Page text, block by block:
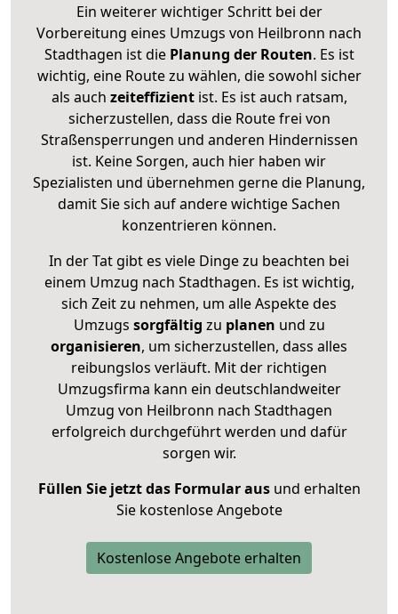
Ein weiterer wichtiger Schritt bei der
Vorbereitung eines Umzugs von Heilbronn nach
Stadthagen ist diePlanung der Routen. Es ist
wichtig, eine Route zu wählen, die sowohl sicher
als auch zeiteffizientist. Es ist auch ratsam,
sicherzustellen, dass die Route frei von
Straßensperrungen und anderen Hindernissen
ist. Keine Sorgen, auch hier haben wir
Spezialisten und übernehmen gerne die Planung,
damit Sie sich auf andere wichtige Sachen
konzentrieren können.
In der Tat gibt es viele Dinge zu beachten bei
einem Umzug nach Stadthagen. Es ist wichtig,
sich Zeit zu nehmen, um alle Aspekte des
Umzugs sorgfältig zu planen und zu
organisieren, um sicherzustellen, dass alles
reibungslos verläuft. Mit der richtigen
Umzugsfirma kann ein deutschlandweiter
Umzug von Heilbronn nach Stadthagen
erfolgreich durchgeführt werden und dafür
sorgen wir.
Füllen Sie jetzt das Formular ausund erhalten
Sie kostenlose Angebote
Kostenlose Angebote erhalten